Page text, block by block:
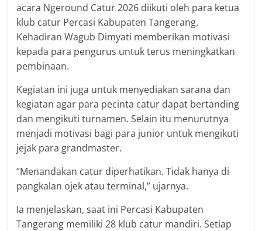
acara Ngeround Catur 2026 diikuti oleh para ketua
klub catur Percasi Kabupaten Tangerang.
Kehadiran Wagub Dimyati memberikan motivasi
kepada para pengurus untuk terus meningkatkan
pembinaan.
Kegiatan ini juga untuk menyediakan sarana dan
kegiatan agar para pecinta catur dapat bertanding
dan mengikuti turnamen. Selain itu menurutnya
menjadi motivasi bagi para junior untuk mengikuti
jejak para grandmaster.
“Menandakan catur diperhatikan. Tidak hanya di
pangkalan ojek atau terminal,” ujarnya.
Ia menjelaskan, saat ini Percasi Kabupaten
Tangerang memiliki 28 klub catur mandiri. Setiap